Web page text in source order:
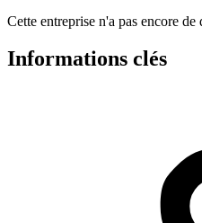
Cette entreprise n'a pas encore de
Informations clés